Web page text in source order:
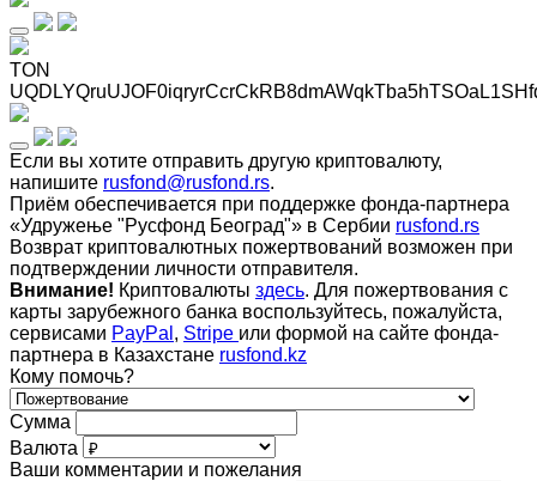
TON
Если вы хотите отправить другую криптовалюту,
напишите rusfond@rusfond.rs.
Приём обеспечивается при поддержке фонда-партнера
«Удружење "Русфонд Београд"» в Сербии rusfond.rs
Возврат криптовалютных пожертвований возможен при
подтверждении личности отправителя.
Внимание! Криптовалюты здесь. Для пожертвования с
карты зарубежного банка воспользуйтесь, пожалуйста,
сервисами PayPal , Stripe или формой на сайте фонда-
партнера в Казахстане rusfond.kz
Кому помочь?
Сумма
Валюта
Ваши комментарии и пожелания